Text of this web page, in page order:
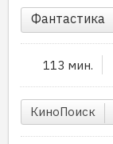
Фантастика
113 мин.
КиноПоиск